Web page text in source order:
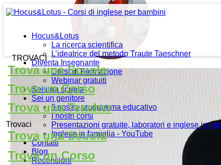
Hocus&Lotus
La ricerca scientifica
L’ideatrice del metodo Traute Taeschner
Diventa Insegnante
Corsi di Formazione
Webinar gratuiti
Sei una scuola
Sei un genitore
Il nostro programma educativo
I nostri corsi
Presentazioni gratuite, laboratori e inglese in
Inglese in famiglia - YouTube
Contatti
Blog
Recensioni
TROVACI
Trova una Scuola
Trova un Corso
Trova una Teacher
Trovaci
Trova una Scuola
Trova un Corso